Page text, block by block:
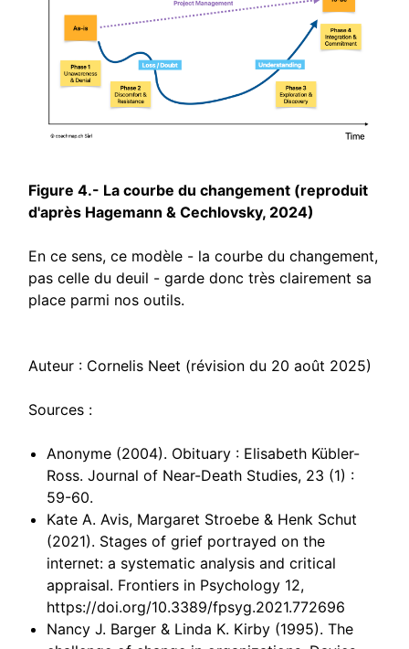
Figure 4.- La courbe du changement (reproduit
d'après Hagemann & Cechlovsky, 2024)
En ce sens, ce modèle - la courbe du changement,
pas celle du deuil - garde donc très clairement sa
place parmi nos outils.
Auteur : Cornelis Neet (révision du 20 août 2025)
Sources :
Anonyme (2004). Obituary : Elisabeth Kübler-
Ross. Journal of Near-Death Studies, 23 (1) :
59-60.
Kate A. Avis, Margaret Stroebe & Henk Schut
(2021). Stages of grief portrayed on the
internet: a systematic analysis and critical
appraisal. Frontiers in Psychology 12,
https://doi.org/10.3389/fpsyg.2021.772696
Nancy J. Barger & Linda K. Kirby (1995). The